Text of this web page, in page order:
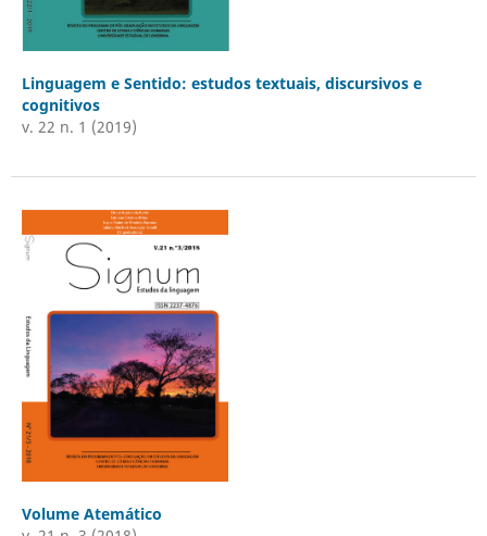
Linguagem e Sentido: estudos textuais, discursivos e
cognitivos
v. 22 n. 1 (2019)
Volume Atemático